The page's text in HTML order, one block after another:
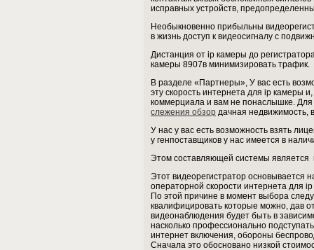
исправных устройств,
Необыкновенно прибыльны
в жизнь доступ к видеосигналу с
Дистанция от ip камеры до
камеры 8907в минимизировать трафик.
В разделе «Партнеры», У вас есть
эту скорость интернета для ip камеры
коммерциала и вам не понаслышке.
слежения обзор дачная недвижимость,
У нас у вас есть возможность взять
у генпоставщиков у нас имеется в
Этом составляющей системы является
Этот видеорегистратор основывается
операторной скорости интернета для
По этой причине в момент выбора
квалифицировать которые можно, дав
видеонаблюдения будет быть в
насколько профессионально
интернет включения, обороны
Сначала это обосновано низкой